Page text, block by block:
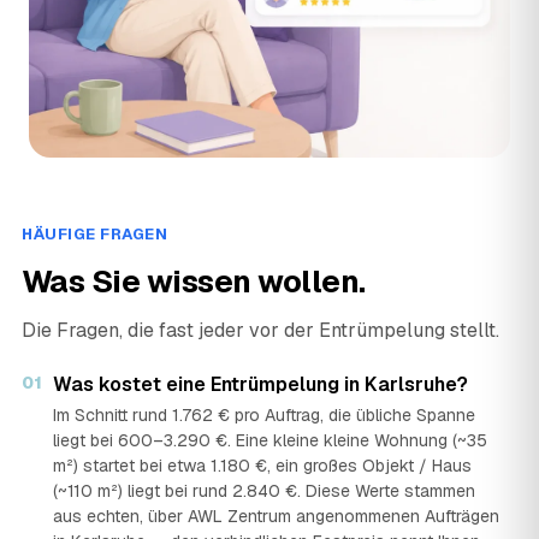
MW
Metall und Schrott Weiß
MI
RE
Rohrer Entrümpelungen
Gartenstraße 90, 76135 Karlsruhe · ★ 5 (28)
RÜ
Rümpelprofi24
Schneidemühler Str. 20 b, 76139 Karlsruhe · ★ 5 (225)
›
TE
Tina Entrümpelungen ›
HÄUFIGE FRAGEN
Was Sie wissen wollen.
Die Fragen, die fast jeder vor der Entrümpelung stellt.
01 Was kostet eine Entrümpelung in Karlsruhe?
Im Schnitt rund 1.762 € pro Auftrag, die übliche Spanne
liegt bei 600–3.290 €. Eine kleine kleine Wohnung (~35
m²) startet bei etwa 1.180 €, ein großes Objekt / Haus
(~110 m²) liegt bei rund 2.840 €. Diese Werte stammen
aus echten, über AWL Zentrum angenommenen Aufträgen